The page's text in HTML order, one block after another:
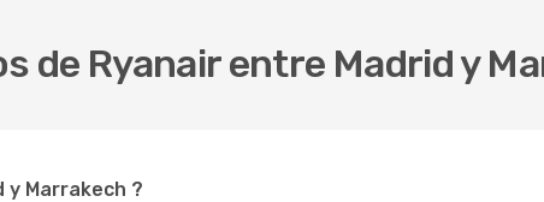
de Ryanair entre Madrid y
y Marrakech ?